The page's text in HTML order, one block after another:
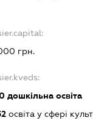
грн.
дошкільна освіта
освіта у сфері